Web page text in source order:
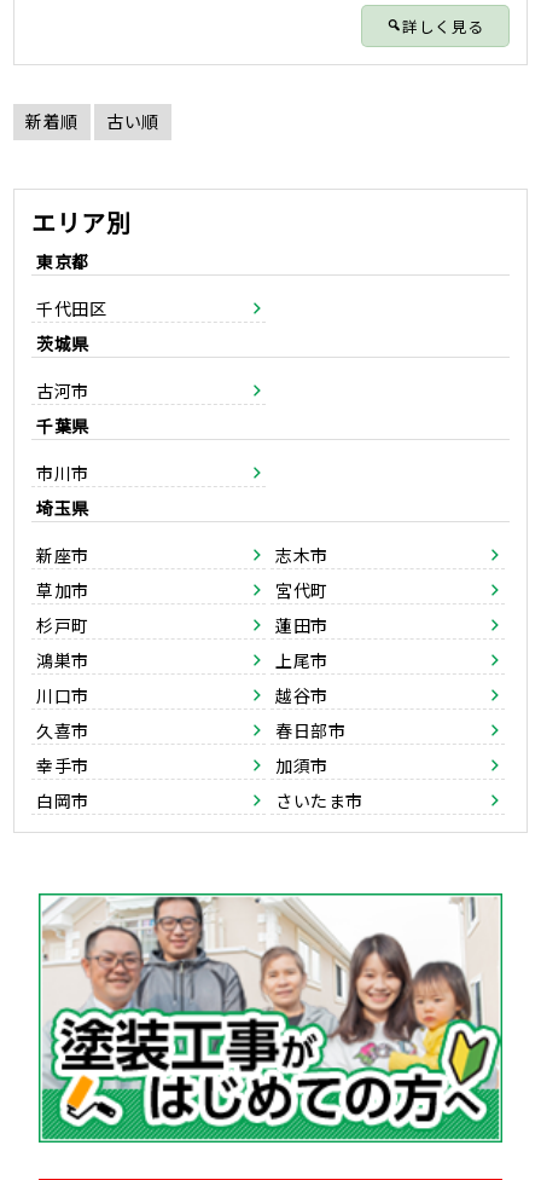
詳しく見る
新着順 古い順
エリア別
東京都
千代田区
茨城県
古河市
千葉県
市川市
埼玉県
新座市
志木市
草加市
宮代町
杉戸町
蓮田市
鴻巣市
上尾市
川口市
越谷市
久喜市
春日部市
幸手市
加須市
白岡市
さいたま市